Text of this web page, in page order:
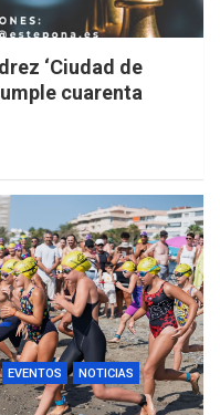
‘Ciudad de
cuarenta
EVENTOS
NOTICIAS